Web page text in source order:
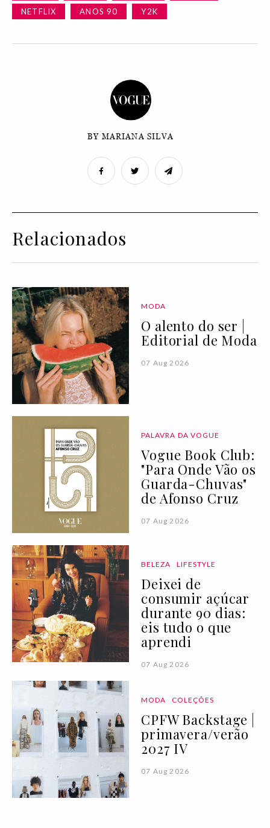
NETFLIX ANOS 90 Y2K
BY MARIANA SILVA
Relacionados
MODA
O alento do ser |
Editorial de Moda
07 Aug 2026
PALAVRA DA VOGUE
Vogue Book Club:
"Para Onde Vão os
Guarda-Chuvas"
de Afonso Cruz
07 Aug 2026
BELEZA LIFESTYLE
Deixei de
consumir açúcar
durante 90 dias:
eis tudo o que
aprendi
07 Aug 2026
MODA COLEÇÕES
CPFW Backstage |
primavera/verão
2027 IV
07 Aug 2026